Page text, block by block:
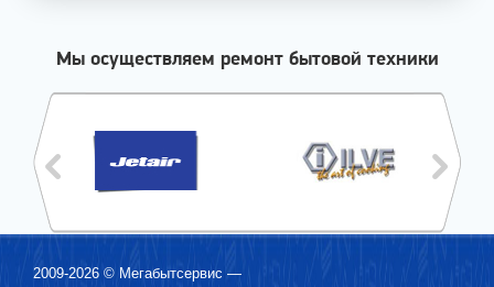
Мы осуществляем ремонт бытовой техники
2009-2026 © Мегабытсервис —